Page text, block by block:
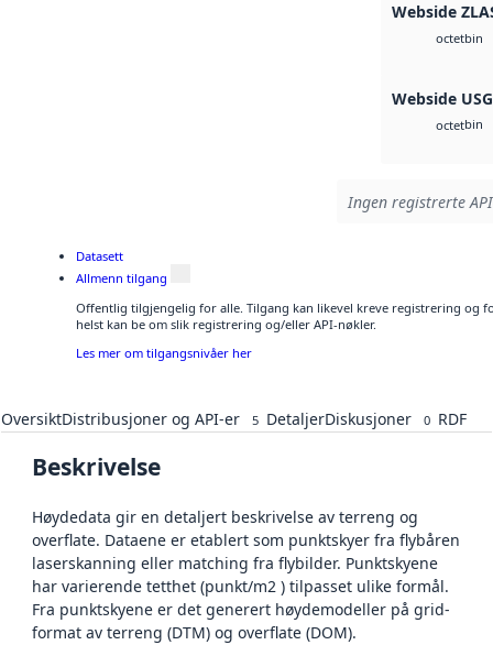
Webside
octetbin
Webside
octetbin
Ingen registrerte
Datasett
Allmenn tilgang
Offentlig tilgjengelig for alle. Tilgang kan likevel kreve registrering og
helst kan be om slik registrering og/eller API-nøkler.
Les mer om tilgangsnivåer her
OversiktDistribusjoner og API-er 5 DetaljerDiskusjoner 0 RDF
Beskrivelse
Høydedata gir en detaljert beskrivelse av terreng og
overflate. Dataene er etablert som punktskyer fra flybåren
laserskanning eller matching fra flybilder. Punktskyene
har varierende tetthet (punkt/m2 ) tilpasset ulike formål.
Fra punktskyene er det generert høydemodeller på grid-
format av terreng (DTM) og overflate (DOM).